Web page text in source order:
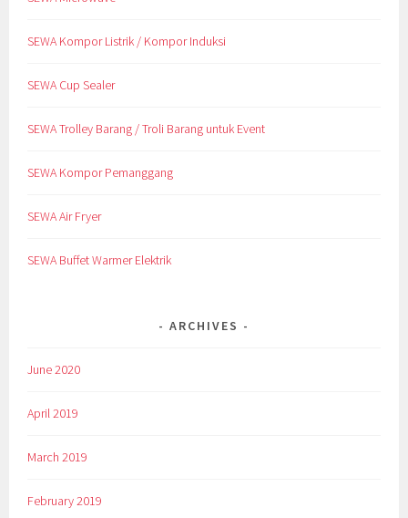
SEWA Kompor Listrik / Kompor Induksi
SEWA Cup Sealer
SEWA Trolley Barang / Troli Barang untuk Event
SEWA Kompor Pemanggang
SEWA Air Fryer
SEWA Buffet Warmer Elektrik
ARCHIVES
June 2020
April 2019
March 2019
February 2019